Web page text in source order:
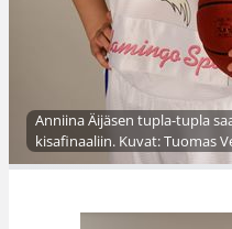
Anniina Äijäsen tupla-tupla
kisafinaaliin. Kuvat: Tuomas